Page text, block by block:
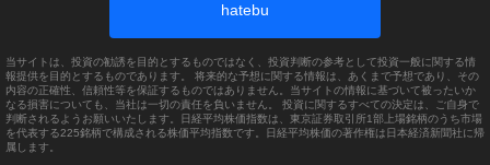
hatebu
当サイトは、投資の勧誘を目的とするものではなく、投資判断の参考として投資一般に関する情
報提供を目的とするものであります。 将来的な予想に関する情報は、あくまで予想であり、その
内容の正確性、信頼性等を保証するものではありません。当サイトの情報に基づいて被ったいか
なる損害についても、当社は一切の責任を負いません。 投資に関するすべての決定は、ご自身で
判断されるようお願いいたします。日経平均株価指数は、東京証券取引所1部上場銘柄のうち市場
を代表する225銘柄で構成される株価平均指数です。日経平均株価の著作権は日本経済新聞社に帰
属します。